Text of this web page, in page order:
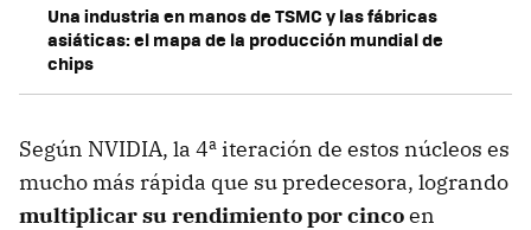
Una industria en manos de TSMC y las fábricas
asiáticas: el mapa de la producción mundial de
chips
Según NVIDIA, la 4ª iteración de estos núcleos es
mucho más rápida que su predecesora, logrando
multiplicar su rendimiento por cincoen